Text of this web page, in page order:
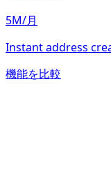
5M/月
Instant address
機能を比較